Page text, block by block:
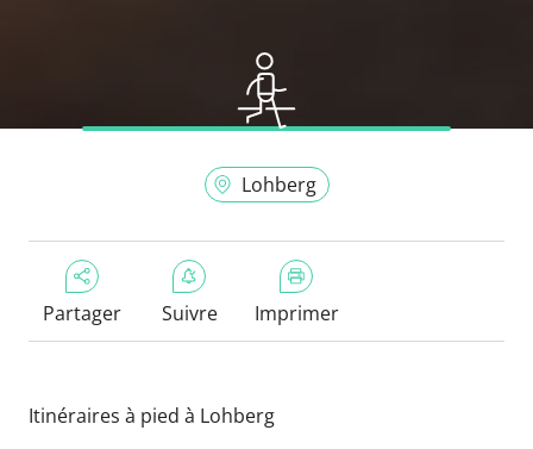
Lohberg
Partager Suivre Imprimer
Itinéraires à pied à Lohberg